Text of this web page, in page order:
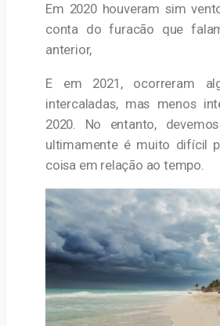
Em 2020 houveram sim
conta do furacão que
anterior,
E em 2021, ocorreram
intercaladas, mas menos
2020. No entanto,
ultimamente é muito difícil
coisa em relação ao tempo.